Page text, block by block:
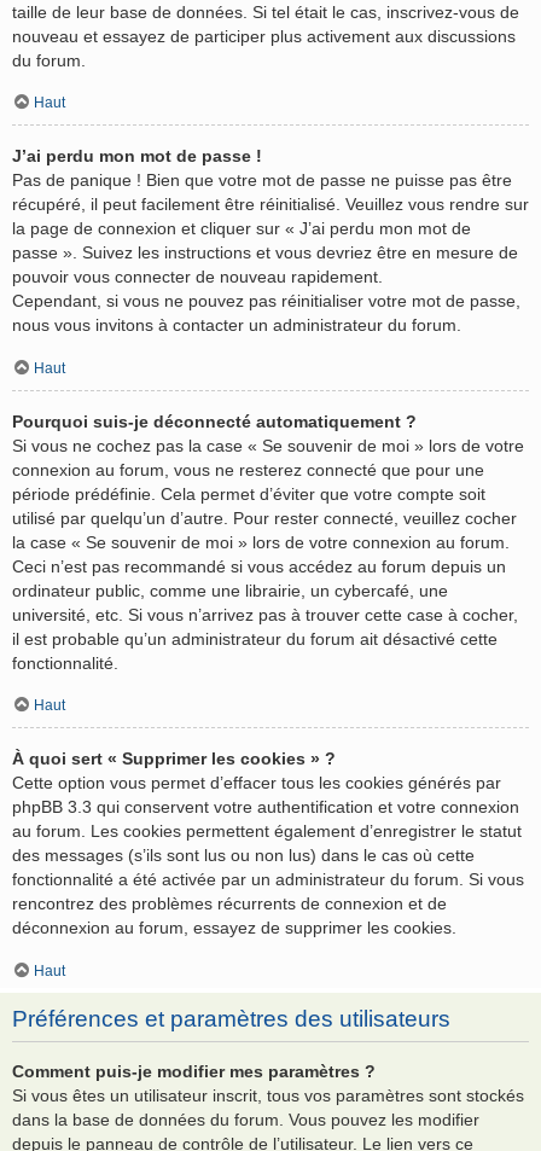
taille de leur base de données. Si tel était le cas, inscrivez-vous de
nouveau et essayez de participer plus activement aux discussions
du forum.
Haut
J’ai perdu mon mot de passe !
Pas de panique ! Bien que votre mot de passe ne puisse pas être
récupéré, il peut facilement être réinitialisé. Veuillez vous rendre sur
la page de connexion et cliquer sur « J’ai perdu mon mot de
passe ». Suivez les instructions et vous devriez être en mesure de
pouvoir vous connecter de nouveau rapidement.
Cependant, si vous ne pouvez pas réinitialiser votre mot de passe,
nous vous invitons à contacter un administrateur du forum.
Haut
Pourquoi suis-je déconnecté automatiquement ?
Si vous ne cochez pas la case « Se souvenir de moi » lors de votre
connexion au forum, vous ne resterez connecté que pour une
période prédéfinie. Cela permet d’éviter que votre compte soit
utilisé par quelqu’un d’autre. Pour rester connecté, veuillez cocher
la case « Se souvenir de moi » lors de votre connexion au forum.
Ceci n’est pas recommandé si vous accédez au forum depuis un
ordinateur public, comme une librairie, un cybercafé, une
université, etc. Si vous n’arrivez pas à trouver cette case à cocher,
il est probable qu’un administrateur du forum ait désactivé cette
fonctionnalité.
Haut
À quoi sert « Supprimer les cookies » ?
Cette option vous permet d’effacer tous les cookies générés par
phpBB 3.3 qui conservent votre authentification et votre connexion
au forum. Les cookies permettent également d’enregistrer le statut
des messages (s’ils sont lus ou non lus) dans le cas où cette
fonctionnalité a été activée par un administrateur du forum. Si vous
rencontrez des problèmes récurrents de connexion et de
déconnexion au forum, essayez de supprimer les cookies.
Haut
Préférences et paramètres des utilisateurs
Comment puis-je modifier mes paramètres ?
Si vous êtes un utilisateur inscrit, tous vos paramètres sont stockés
dans la base de données du forum. Vous pouvez les modifier
depuis le panneau de contrôle de l’utilisateur. Le lien vers ce